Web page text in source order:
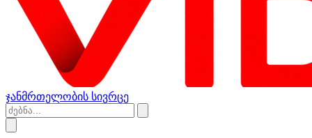
ჯანმრთელობის სივრცე